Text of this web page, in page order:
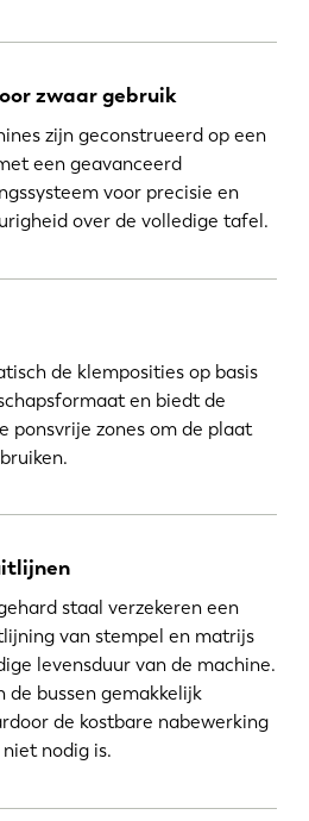
zwaar gebruik
zijn geconstrueerd op een
een geavanceerd
voor precisie en
over de volledige tafel.
de klemposities op basis
en biedt de
ponsvrije zones om de plaat
staal verzekeren een
van stempel en matrijs
levensduur van de machine.
de bussen gemakkelijk
de kostbare nabewerking
nodig is.